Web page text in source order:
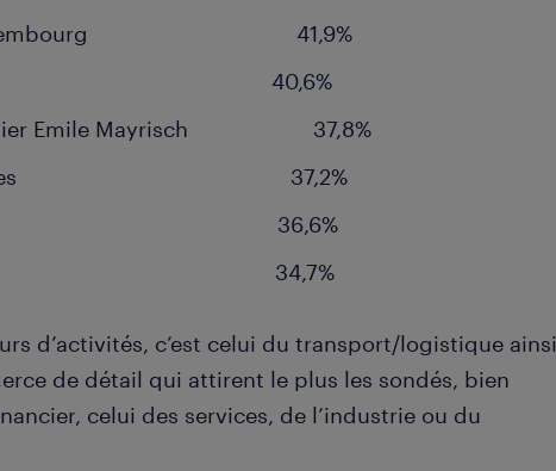
Luxembourg 41,9%
40,6%
Emile Mayrisch 37,8%
Airlines 37,2%
36,6%
34,7%
d’activités, c’est celui du transport/logistique ainsi
de détail qui attirent le plus les sondés, bien
celui des services, de l’industrie ou du